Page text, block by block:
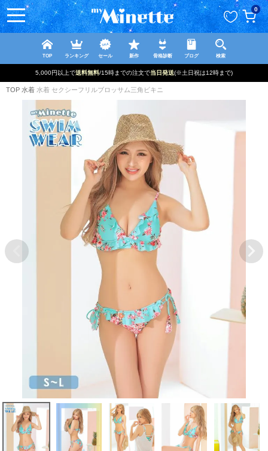
0
TOP ランキング セール 新作 骨格診断 ブログ 検索
新規登録で最大2500円OFF!
TOP 水着 水着 セクシーフリルブロッサム三角ビキニ
ペー
ジト
ップ